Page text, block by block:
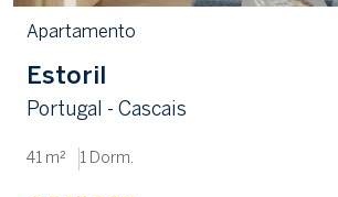
Apartamento
Estoril
Portugal - Cascais
41 m² 1 Dorm.